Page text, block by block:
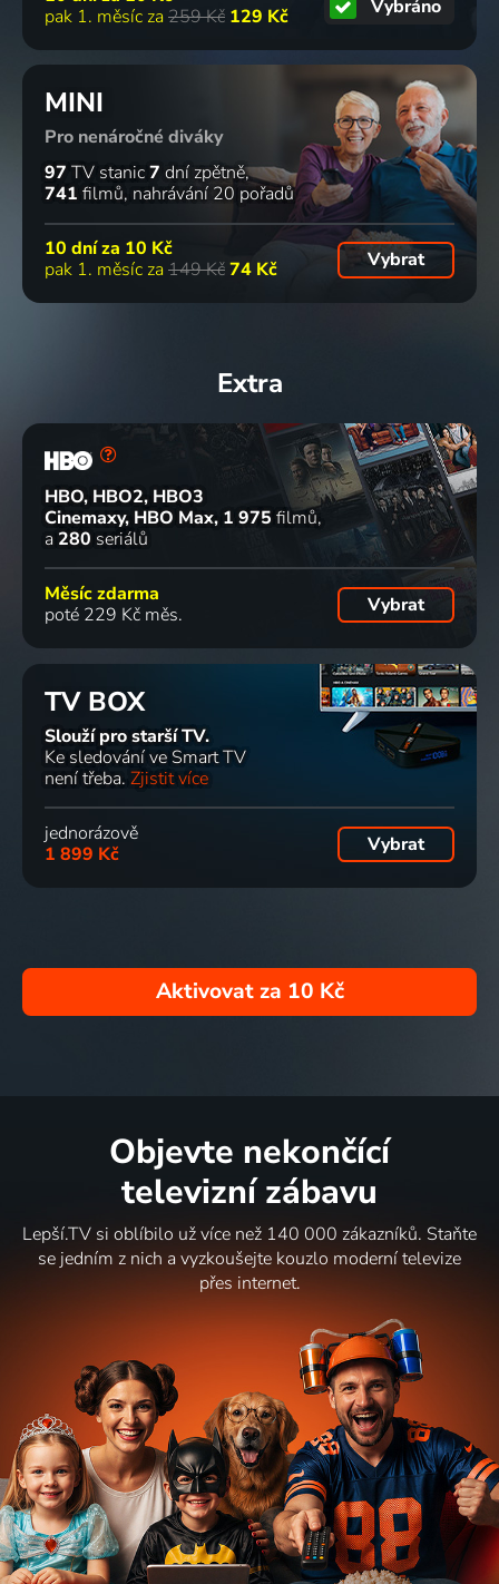
pak 1. měsíc za 259 Kč 129 Kč Vybráno
MINI
Pro nenáročné diváky
97 TV stanic7 dní zpětně
741 filmů nahrávání 20 pořadů
10 dní za 10 Kč
pak 1. měsíc za 149 Kč74 Kč Vybrat
Extra
HBO, HBO2, HBO3
Cinemaxy, HBO Max 1 975 filmů
a 280 seriálů
Měsíc zdarma
poté 229 Kč měs.
Vybrat
TV BOX
Slouží pro starší TV.
Ke sledování ve Smart TV
není třeba. Zjistit více
jednorázově
1 899 Kč
Vybrat
Aktivovat za 10 Kč
Objevte nekončící
televizní zábavu
Lepší.TV si oblíbilo už více než 140 000 zákazníků. Staňte
se jedním z nich a vyzkoušejte kouzlo moderní televize
přes internet.